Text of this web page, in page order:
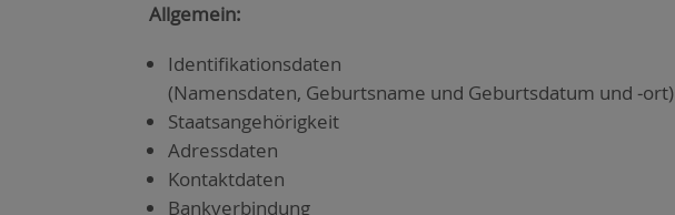
All­ge­mein:
Iden­ti­fi­ka­ti­ons­da­ten
(Namens­da­ten, Geburts­na­me und Geburts­da­tum und ‑ort)
Staats­an­ge­hö­rig­keit
Adress­da­ten
Kon­takt­da­ten
Bank­ver­bin­dung